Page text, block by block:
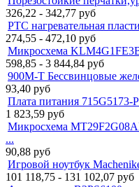
326,22 - 342,77 руб
PTC нагревательная
274,55 - 472,10 руб
Микросхема
598,85 - 3 844,84 руб
900M-T Бессвинцовые
93,40 руб
Плата питания 715G5173-
1 823,59 руб
Микросхема
...
90,88 руб
Игровой ноутбук
101 118,75 - 131 102,07 руб